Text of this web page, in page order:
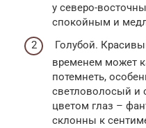
у северо-
спокойным и
Голубой.
временем может
потемнеть,
светловолосый и
цветом глаз –
склонны к